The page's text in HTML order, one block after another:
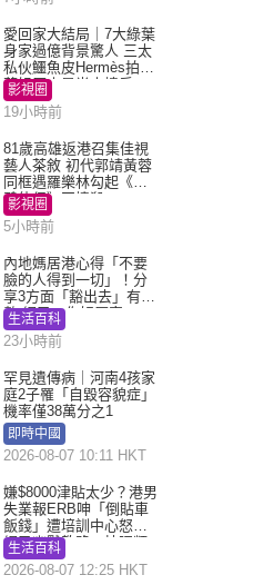
愛回家大結局｜7大綠葉
身家過億背景驚人 三太
私伙鱷魚皮Hermès拍劇
蘇姐原來是半山樓后
影視圈
19小時前
81歲高雄返港召集佳視
藝人茶敘 初代郭靖黃蓉
同框遇羅樂林勾起《神
鵰俠侶》回憶殺
影視圈
5小時前
內地媽居港心得「不要
臉的人得到一切」！分
享3方面「豁出去」有著
數 網民：你好厲害
生活百科
23小時前
罕見遺傳病｜河南4孩家
庭2子罹「自毀容貌症」
機率僅38萬分之1
即時中國
2026-08-07 10:11 HKT
嫌$8000津貼太少？港男
失業報ERB呻「倒貼車
飯錢」遭培訓中心怒轟
網民幽默教路：揀呢類
課程唔會蝕...
生活百科
2026-08-07 12:25 HKT